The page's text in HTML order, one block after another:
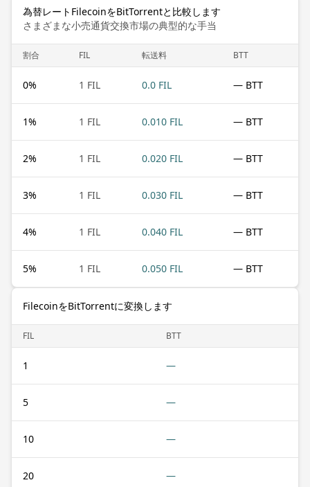
為替レートFilecoinをBitTorrentと比較します
さまざまな小売通貨交換市場の典型的な手当
割合 FIL 転送料 BTT
0% 1 FIL 0.0 FIL — BTT
1% 1 FIL 0.010 FIL — BTT
2% 1 FIL 0.020 FIL — BTT
3% 1 FIL 0.030 FIL — BTT
4% 1 FIL 0.040 FIL — BTT
5% 1 FIL 0.050 FIL — BTT
FilecoinをBitTorrentに変換します
FIL BTT
1 —
5 —
10 —
20 —